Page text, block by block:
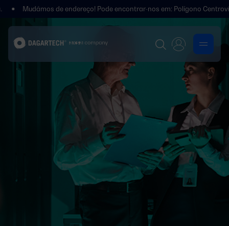
de endereço! Pode encontrar-nos em: Polígono Centrovía, Calle